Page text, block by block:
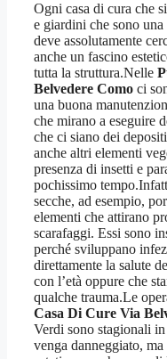
Ogni casa di cura che
e giardini che sono
deve assolutamente
anche un fascino
tutta la struttura.Nelle
Belvedere Como ci
una buona
che mirano a eseguire
che ci siano dei
anche altri elementi
presenza di insetti e
pochissimo
secche, ad esempio,
elementi che attirano
scarafaggi. Essi sono
perché sviluppano
direttamente la salute
con l’età oppure che
qualche trauma.Le
Casa Di Cure Via
Verdi sono stagionali
venga danneggiato,